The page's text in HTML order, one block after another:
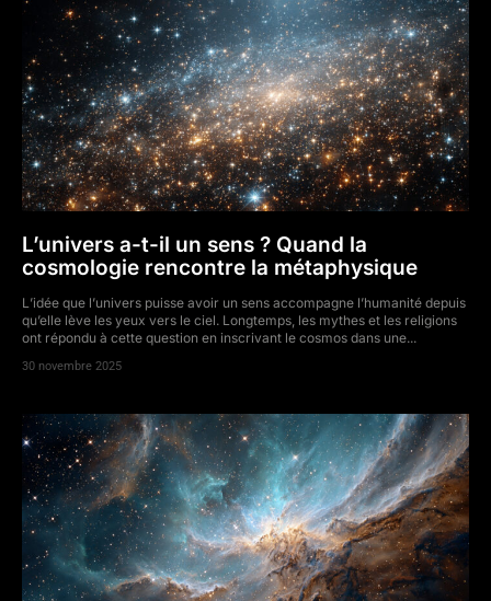
L’univers a-t-il un sens ? Quand la
cosmologie rencontre la métaphysique
L’idée que l’univers puisse avoir un sens accompagne l’humanité depuis
qu’elle lève les yeux vers le ciel. Longtemps, les mythes et les religions
ont répondu à cette question en inscrivant le cosmos dans une...
30 novembre 2025